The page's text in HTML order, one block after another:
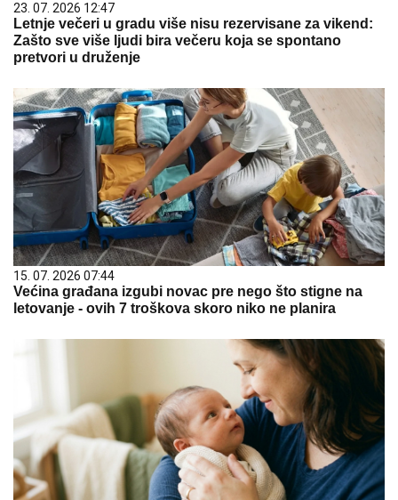
23. 07. 2026 12:47
Letnje večeri u gradu više nisu rezervisane za vikend:
Zašto sve više ljudi bira večeru koja se spontano
pretvori u druženje
15. 07. 2026 07:44
Većina građana izgubi novac pre nego što stigne na
letovanje - ovih 7 troškova skoro niko ne planira